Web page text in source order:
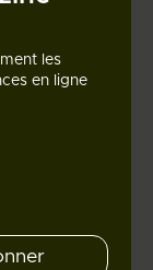
les
en ligne